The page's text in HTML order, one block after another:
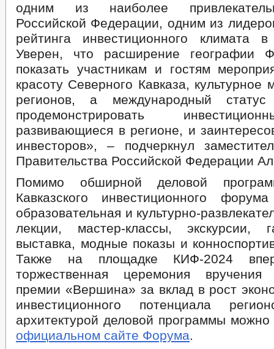
одним из наиболее
Российской Федерации, одним из
рейтинга инвестиционного климата
Уверен, что расширение географии
показать участникам и гостям
красоту Северного Кавказа, культурное
регионов, а международный
продемонстрировать
развивающиеся в регионе, и
инвесторов», – подчеркнул
Правительства Российской Федерации
Помимо обширной деловой
Кавказского инвестиционного
образовательная и культурно-
лекции, мастер-классы, экскурсии,
выставка, модные показы и
Также на площадке КИФ-2024
торжественная церемония вручения
премии «Вершина» за вклад в рост
инвестиционного потенциала
архитектурой деловой программы
официальном сайте Форума.